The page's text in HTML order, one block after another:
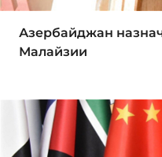
Азербайджан
Малайзии